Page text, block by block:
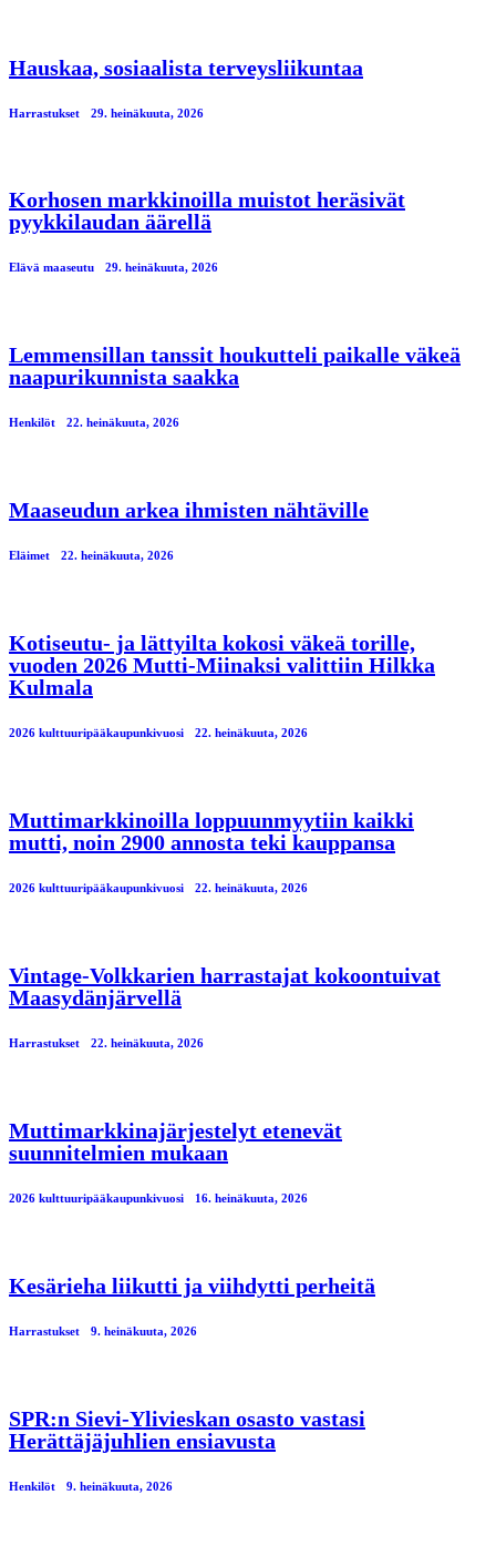
Hauskaa, sosiaalista terveysliikuntaa
Harrastukset 29. heinäkuuta, 2026
Korhosen markkinoilla muistot heräsivät
pyykkilaudan äärellä
Elävä maaseutu 29. heinäkuuta, 2026
Lemmensillan tanssit houkutteli paikalle väkeä
naapurikunnista saakka
Henkilöt 22. heinäkuuta, 2026
Maaseudun arkea ihmisten nähtäville
Eläimet 22. heinäkuuta, 2026
Kotiseutu- ja lättyilta kokosi väkeä torille,
vuoden 2026 Mutti-Miinaksi valittiin Hilkka
Kulmala
2026 kulttuuripääkaupunkivuosi 22. heinäkuuta, 2026
Muttimarkkinoilla loppuunmyytiin kaikki
mutti, noin 2900 annosta teki kauppansa
2026 kulttuuripääkaupunkivuosi 22. heinäkuuta, 2026
Vintage-Volkkarien harrastajat kokoontuivat
Maasydänjärvellä
Harrastukset 22. heinäkuuta, 2026
Muttimarkkinajärjestelyt etenevät
suunnitelmien mukaan
2026 kulttuuripääkaupunkivuosi 16. heinäkuuta, 2026
Kesärieha liikutti ja viihdytti perheitä
Harrastukset 9. heinäkuuta, 2026
SPR:n Sievi-Ylivieskan osasto vastasi
Herättäjäjuhlien ensiavusta
Henkilöt 9. heinäkuuta, 2026